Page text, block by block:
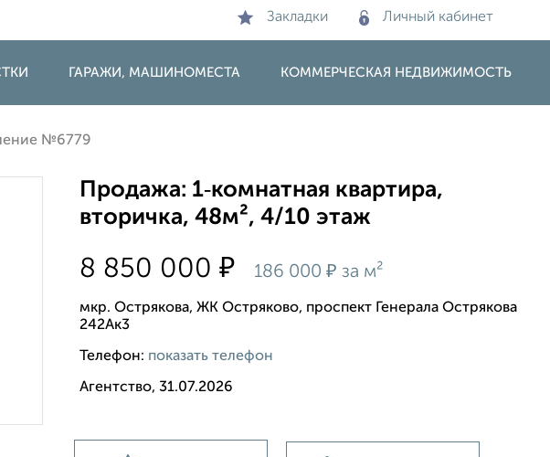
Закладки Личный кабинет
ГАРАЖИ, МАШИНОМЕСТА КОММЕРЧЕСКАЯ НЕДВИЖИМОСТЬ
№6779
Продажа: 1‑комнатная квартира,
вторичка, 48м², 4/10 этаж
8 850 000₽ 186 000₽ за м²
мкр. Острякова, ЖК Остряково, проспект Генерала Острякова
242Ак3
Телефон: показать телефон
Агентство, 31.07.2026